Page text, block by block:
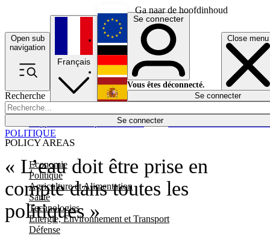
Ga naar de hoofdinhoud
Open sub
navigation
Close menu
Recherche
Se connecter
POLICY AREAS
Economie
Politique
Agriculture et Alimentation
Santé
Technologies
Energie, Environnement et Transport
Défense
Économie
Français
English
Deutsch
Español
Se connecter
Vous êtes déconnecté.
Se connecter
« L’eau doit être prise en
compte dans toutes les
politiques »
POLITIQUE